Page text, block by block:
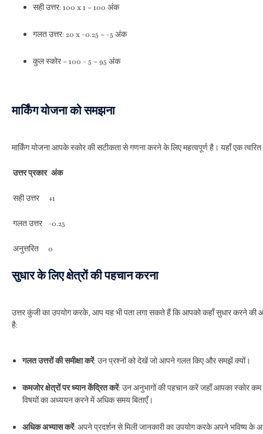
सही उत्तर: 100 x 1 = 100 अंक
गलत उत्तर: 20 x -0.25 = -5 अंक
कुल स्कोर = 100 - 5 = 95 अंक
मार्किंग योजना को समझना
मार्किंग योजना आपके स्कोर की सटीकता से गणना करने के लिए महत्वपूर्ण है। यहाँ एक त्वरित
उत्तर प्रकार अंक
सही उत्तर +1
गलत उत्तर -0.25
अनुत्तरित 0
सुधार के लिए क्षेत्रों की पहचान करना
उत्तर कुंजी का उपयोग करके, आप यह भी पता लगा सकते हैं कि आपको कहाँ सुधार करने की
है:
गलत उत्तरों की समीक्षा करें: उन प्रश्नों को देखें जो आपने गलत किए और समझें क्यों।
कमजोर क्षेत्रों पर ध्यान केंद्रित करें: उन अनुभागों की पहचान करें जहाँ आपका स्कोर
विषयों का अध्ययन करने में अधिक समय बिताएँ।
अधिक अभ्यास करें: अपने प्रदर्शन से मिली जानकारी का उपयोग करके अपने भविष्य के